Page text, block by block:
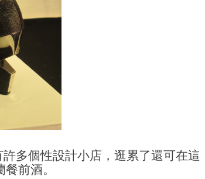
多個性設計小店，逛累了還可在這
前酒。